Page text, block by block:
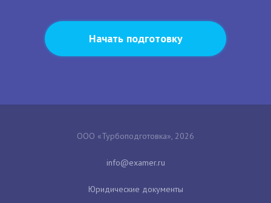
Начать подготовку
ООО «Турбоподготовка», 2026
Юридические документы